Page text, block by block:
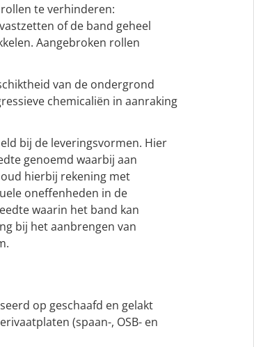
te verhinderen:
of de band geheel
Aangebroken rollen
van de ondergrond
chemicaliën in aanraking
bij de leveringsvormen. Hier
genoemd waarbij aan
hierbij rekening met
oneffenheden in de
waarin het band kan
bij het aanbrengen van
op geschaafd en gelakt
(spaan-, OSB- en